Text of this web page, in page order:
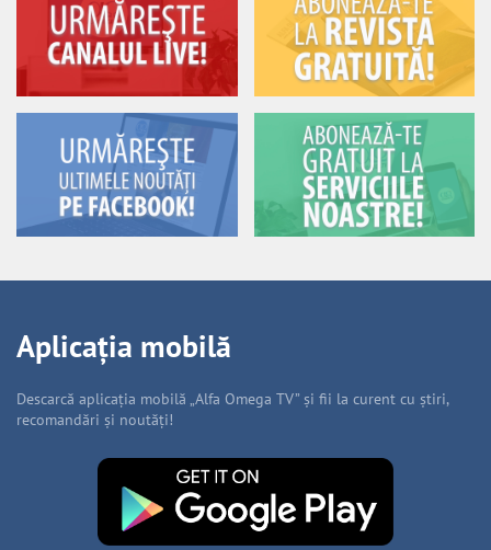
Aplicația mobilă
Descarcă aplicația mobilă „Alfa Omega TV” și fii la curent cu știri,
recomandări și noutăți!